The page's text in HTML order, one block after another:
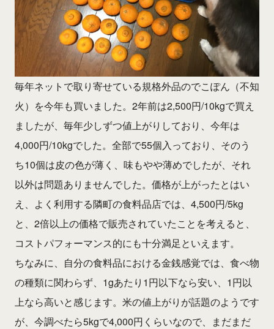
毎年ネットで取り寄せている規格外品のでこぽん（不知
火）を今年も買いました。2年前は2,500円/10kgで買え
ましたが、毎年少しずつ値上がりしており、今年は
4,000円/10kgでした。全部で55個入っており、そのう
ち10個は皮の色が薄く、味もやや薄めでしたが、それ
以外は問題ありませんでした。価格が上がったとはい
え、よく利用する隣町の食料品店では、4,500円/5kg
と、2倍以上の価格で販売されていたことを考えると、
コストパフォーマンス的にも十分満足といえます。
ちなみに、自分の食料品における金銭感覚では、食べ物
の種類に関わらず、1gあたり1円以下なら安い、1円以
上なら高いと感じます。米の値上がりが話題のようです
が、今調べたら5kgで4,000円くらいなので、まだまだ